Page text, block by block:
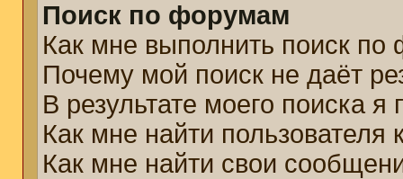
Поиск по форумам
Как мне выполнить поиск
Почему мой поиск не даёт
В результате моего поиска
Как мне найти пользователя
Как мне найти свои